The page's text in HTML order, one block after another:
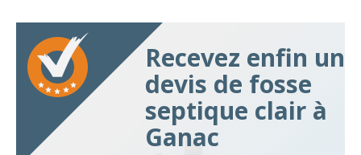
Recevez enfin un
devis de fosse
septique clair à
Ganac